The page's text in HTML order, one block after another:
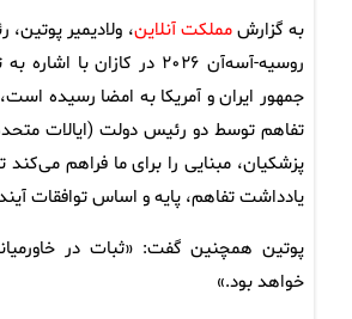
به گزارشمملکت آنلاین، ولادیمیر
روسیه-آسه‌آن ۲۰۲۶ در کازان
جمهور ایران و آمریکا به امضا رسیده
تفاهم توسط دو رئیس دولت (ایالات متحده
پزشکیان، مبنایی را برای ما فراهم می‌کند
یادداشت تفاهم، پایه و اساس توافقات
پوتین همچنین گفت: «ثبات در
خواهد بود.»